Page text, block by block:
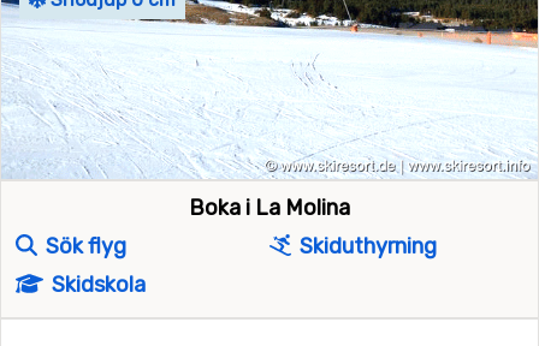
Boka i La Molina
Sök flyg
Skiduthyrning
Skidskola